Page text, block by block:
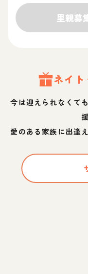
里親募
ネイト
今は迎えられなくて
愛のある家族に出逢